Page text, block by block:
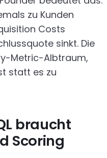
zu Kunden
Costs
sinkt. Die
Metric-Albtraum,
statt es zu
braucht
Scoring